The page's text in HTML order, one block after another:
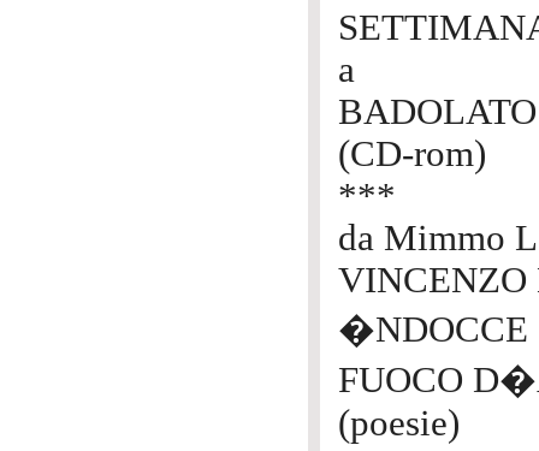
a
BADOLATO
(CD-rom)
***
da Mimmo
�NDOCCE
FUOCO
(poesie)